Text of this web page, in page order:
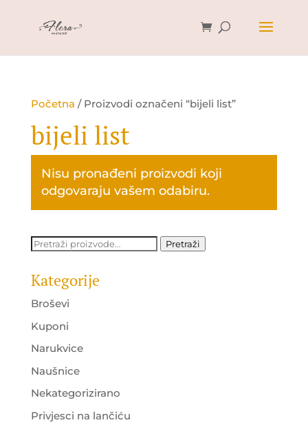
Početna / Proizvodi označeni “bijeli list”
bijeli list
Nisu pronađeni proizvodi koji
odgovaraju vašem odabiru.
Pretraži: Pretraži
Kategorije
Broševi
Kuponi
Narukvice
Naušnice
Nekategorizirano
Privjesci na lančiću